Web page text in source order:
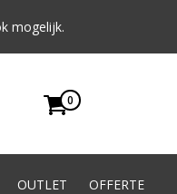
mogelijk.
0
OUTLET OFFERTE